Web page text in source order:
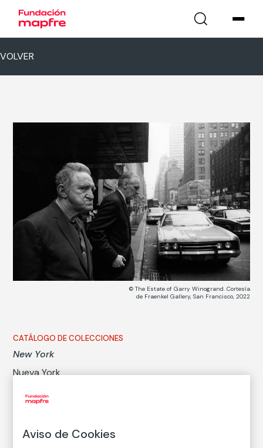
VOLVER
© The Estate of Garry Winogrand. Cortesía
de Fraenkel Gallery, San Francisco, 2022
CATÁLOGO DE COLECCIONES
New York
Nueva York
Garry Winogrand
Técnica
Aviso de Cookies